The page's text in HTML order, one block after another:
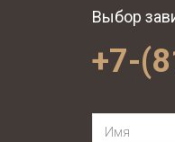
Выбор
+7-